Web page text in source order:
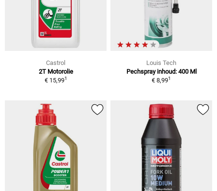
Castrol
2T Motorolie
€ 15,991
Louis Tech
Pechspray inhoud: 400 Ml
€ 8,991